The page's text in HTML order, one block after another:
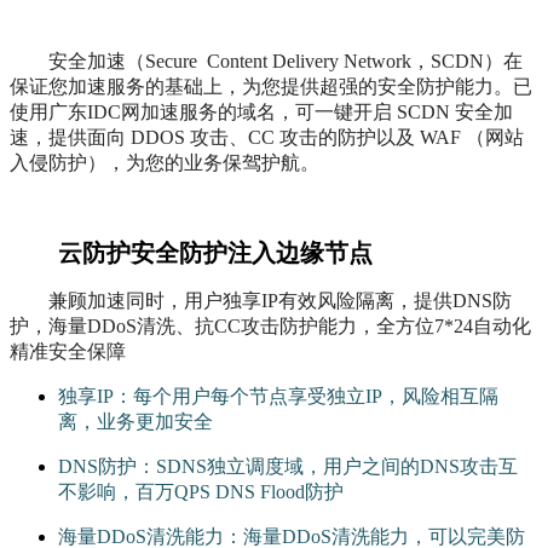
安全加速（Secure Content Delivery Network，SCDN）在
保证您加速服务的基础上，为您提供超强的安全防护能力。已
使用广东IDC网加速服务的域名，可一键开启 SCDN 安全加
速，提供面向 DDOS 攻击、CC 攻击的防护以及 WAF （网站
入侵防护），为您的业务保驾护航。
云防护安全防护注入边缘节点
兼顾加速同时，用户独享IP有效风险隔离，提供DNS防
护，海量DDoS清洗、抗CC攻击防护能力，全方位7*24自动化
精准安全保障
独享IP：每个用户每个节点享受独立IP，风险相互隔
离，业务更加安全
DNS防护：SDNS独立调度域，用户之间的DNS攻击互
不影响，百万QPS DNS Flood防护
海量DDoS清洗能力：海量DDoS清洗能力，可以完美防